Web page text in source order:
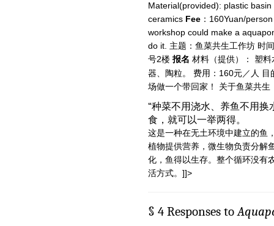
Material(provided): plastic
ceramics Fee ：160Yuan/
workshop could make a
do it. 主题：鱼菜共生工作坊 时
号2楼 报名 材料（提供）： 塑
器、陶粒。 费用：160元／人
场做一个带回家！ 关于鱼菜共生
“种菜不用浇水、养鱼不用换
食，就可以一举两得。
这是一种在无土环境中建立的鱼
植物提供营养，微生物负责分解
化，鱼得以生存。整个循环没有
活方式。]]>
§ 4 Responses to